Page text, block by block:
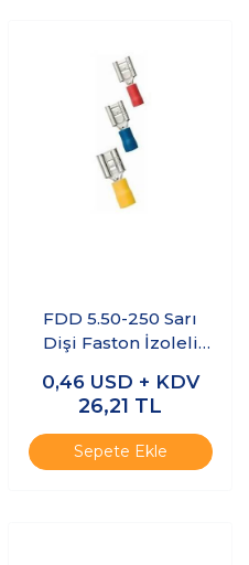
FDD 5.50-250 Sarı
Dişi Faston İzoleli
0,46 USD + KDV
26,21 TL
Sepete Ekle